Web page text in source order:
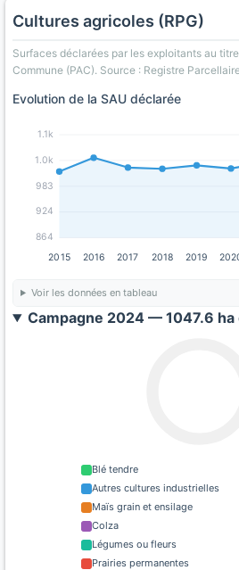
Cultures agricoles (RPG)
Surfaces déclarées par les exploitants au
Commune (PAC). Source : Registre
Evolution de la SAU déclarée
864
924
983
1.0k
1.1k
2015 2016 2017 2018 2019
Voir les données en tableau
Campagne 2024 — 1047.6 ha
Blé tendre
Autres cultures industrielles
Maïs grain et ensilage
Colza
Légumes ou fleurs
Prairies permanentes